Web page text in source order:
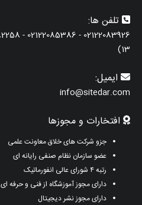
تلفن ها:
13)
ایمیل:
info@sitedar.com
افتخارات و مجوزها
جزو شرکت های خلاق معاونت علمی
عضو سازمان نظام صنفی رایانه ای
رتبه ۴ شورای عالی انفورماتیک
دارای مجوز آموزشگاه از فنی و حرفه ای
دارای مجوز نشر دیجیتال